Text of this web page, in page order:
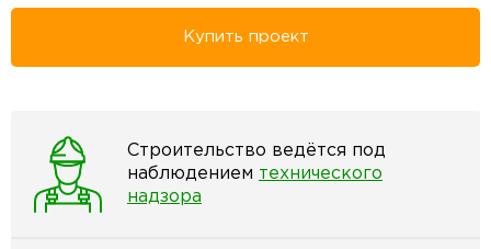
Купить проект
Строительство ведётся под
наблюдением технического
надзора